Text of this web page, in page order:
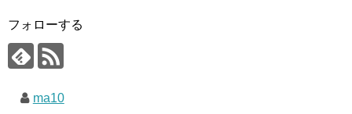
フォローする
ma10